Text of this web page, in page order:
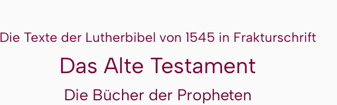
Die Texte der Lutherbibel von 1545 in Frakturschrift
Das Alte Testament
Die Bücher der Propheten